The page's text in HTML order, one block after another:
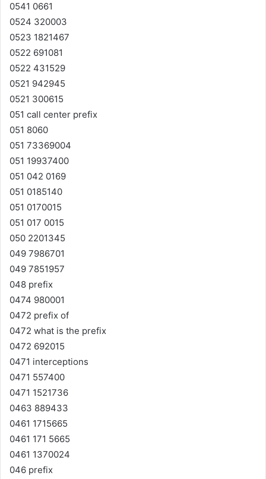
0541 0661
0524 320003
0523 1821467
0522 691081
0522 431529
0521 942945
0521 300615
051 call center prefix
051 8060
051 73369004
051 19937400
051 042 0169
051 0185140
051 0170015
051 017 0015
050 2201345
049 7986701
049 7851957
048 prefix
0474 980001
0472 prefix of
0472 what is the prefix
0472 692015
0471 interceptions
0471 557400
0471 1521736
0463 889433
0461 1715665
0461 171 5665
0461 1370024
046 prefix